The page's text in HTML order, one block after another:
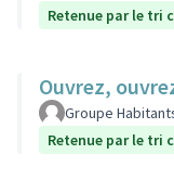
Retenue par le tri
Ouvrez,
Groupe
Retenue par le tri